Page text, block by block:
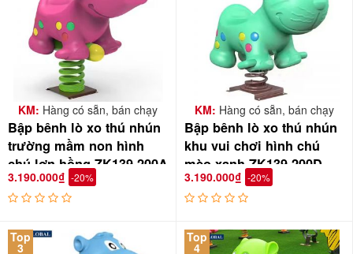
KM: Hàng có sẵn, bán chạy
Bập bênh lò xo thú nhún
trường mầm non hình
chú lợn hồng ZK139-200A
3.190.000₫ -20%
KM: Hàng có sẵn, bán chạy
Bập bênh lò xo thú nhún
khu vui chơi hình chú
mèo xanh ZK139-200D
3.190.000₫ -20%
Top
3
Top
4